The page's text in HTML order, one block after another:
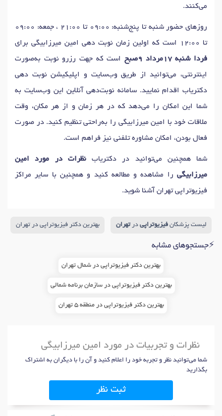
دکتردرمان زانوی پرانتزیمی‌کنند.
روزهای حضور شنبه تا پنج‌شنبه: 09:00 تا 21:00 ، جمعه: 09:00
تا 12:00 است که اولین زمان نوبت دهی امین میرزابیگی برای
فردا شنبه 17مرداد 9صبح
است که جهت رزرو نوبت به‌صورت
اینترنتی، می‌توانید از طریق وب‌سایت و اپلیکیشن نوبت دهی
دکتریاب اقدام نمایید. سامانه نوبت‌دهی آنلاین این وب‌سایت به
شما این امکان را می‌دهد که در هر زمان و از هر مکان، وقت
ملاقات خود با امین میرزابیگی را به‌راحتی تنظیم کنید. در صورت
فعال بودن، امکان مشاوره تلفنی نیز فراهم است.
شما همچنین می‌توانید در دکتریابنظرات در مورد امین
میرزابیگی را مشاهده و مطالعه کنید و همچنین با سایر مراکز
فیزیوتراپی تهران آشنا شوید.
لیست پزشکانفیزیوتراپی درتهران بهترین دکتر فیزیوتراپی در تهران
⚡جستجوهای مشابه
بهترین دکتر فیزیوتراپی در شمال تهران
بهترین دکتر فیزیوتراپی در سازمان برنامه شمالی
بهترین دکتر فیزیوتراپی در منطقه 5 تهران
نظرات و تجربیات در مورد امین میرزابیگی
شما می‌توانید نظر و تجربه خود را اعلام کنید و آن را با دیگران به اشتراک
بگذارید
ثبت نظر